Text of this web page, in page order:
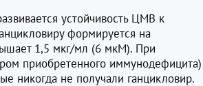
устойчивость ЦМВ к
формируется на
1,5 мкг/мл (6 мкМ). При
приобретенного иммунодефицита)
никогда не получали ганцикловир.